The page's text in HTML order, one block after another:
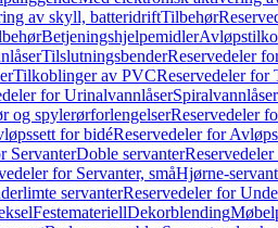
av skyll, batteridriftTilbehør
Betjeningshjelpemidler
TilslutningsbenderReservedeler
Tilkoblinger av PVCReservedeler
for UrinalvannlåserSpiralvannlåser
og spylerørforlengelserReservedeler
for bidéReservedeler for
ServanterDoble servanter
for Servanter, småHjørne-
servanterReservedeler for
FestemateriellDekorblending